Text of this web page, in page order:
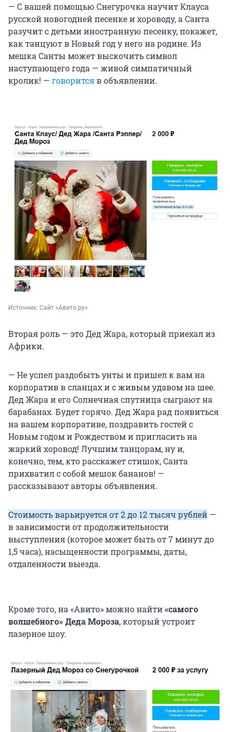
— С вашей помощью Снегурочка научит Клауса
русской новогодней песенке и хороводу, а Санта
разучит с детьми иностранную песенку, покажет,
как танцуют в Новый год у него на родине. Из
мешка Санты может выскочить символ
наступающего года — живой симпатичный
кролик! — говоритсяв объявлении.
Источник: Сайт «Авито.ру»
Вторая роль — это Дед Жара, который приехал из
Африки.
— Не успел раздобыть унты и пришел к вам на
корпоратив в сланцах и с живым удавом на шее.
Дед Жара и его Солнечная спутница сыграют на
барабанах. Будет горячо. Дед Жара рад появиться
на вашем корпоративе, поздравить гостей с
Новым годом и Рождеством и пригласить на
жаркий хоровод! Лучшим танцорам, ну и,
конечно, тем, кто расскажет стишок, Санта
прихватил с собой мешок бананов! —
рассказывают авторы объявления.
Стоимость варьируется от 2 до 12 тысяч рублей —
в зависимости от продолжительности
выступления (которое может быть от 7 минут до
1,5 часа), насыщенности программы, даты,
отдаленности выезда.
Кроме того, на «Авито» можно найти«самого
волшебного» Деда Мороза, который устроит
лазерное шоу.